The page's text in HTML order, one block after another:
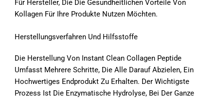
Für Hersteller, Die Die Gesundheitlichen Vorteile Von
Kollagen Für Ihre Produkte Nutzen Möchten.
Herstellungsverfahren Und Hilfsstoffe
Die Herstellung Von Instant Clean Collagen Peptide
Umfasst Mehrere Schritte, Die Alle Darauf Abzielen, Ein
Hochwertiges Endprodukt Zu Erhalten. Der Wichtigste
Prozess Ist Die Enzymatische Hydrolyse, Bei Der Ganze